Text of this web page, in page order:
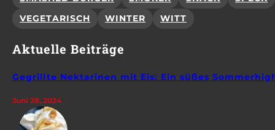
VEGETARISCH
WINTER WITT
Aktuelle Beiträge
Gegrillte Nektarinen mit Eis: Ein süßes
Juni 28, 2024